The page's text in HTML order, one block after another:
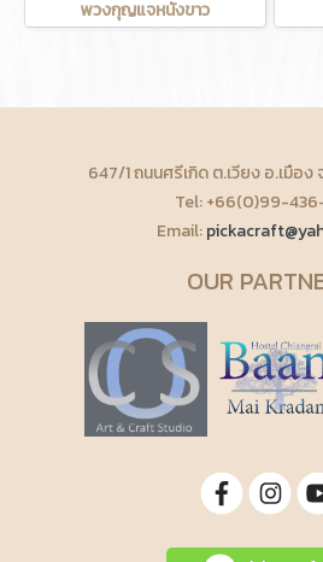
พวงกุญแจหนังขาว
647/1 ถนนศรีเกิด ต.เวียง อ.เมือ
Tel: +66(0)99-
Email:
OUR